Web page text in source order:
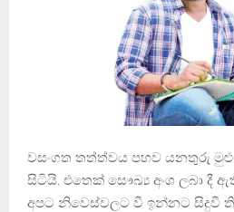
වසංගත තත්ත්වය පහව යනතුරු මුළු
සිටියි. එතෙක් සෞඛ්‍ය අංශ ලබා දී
අපට නිවෙස්වලට වී ඉන්නට සිදුවී